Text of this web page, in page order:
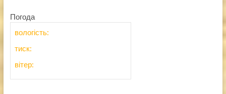
Погода
вологість:
тиск:
вітер: